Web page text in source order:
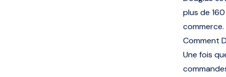
plus de
commerce.
Comment
Une fois